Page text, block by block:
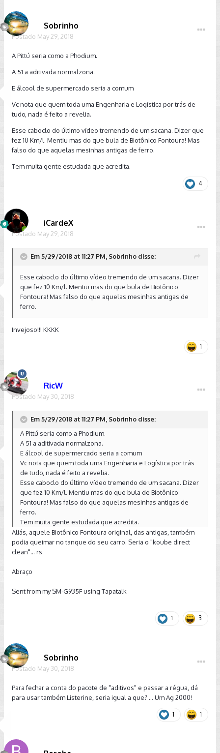
Sobrinho
Postado May 29, 2018
A Pittú seria como a Phodium.
A 51 a aditivada normalzona.
E álcool de supermercado seria a comum
Vc nota que quem toda uma Engenharia e Logística por trás de
tudo, nada é feito a revelia.
Esse caboclo do último vídeo tremendo de um sacana. Dizer que
fez 10 Km/l. Mentiu mas do que bula de Biotônico Fontoura! Mas
falso do que aquelas mesinhas antigas de ferro.
Tem muita gente estudada que acredita.
4
iCardeX
Postado May 29, 2018
Em 5/29/2018 at 11:27 PM, Sobrinho disse:
Esse caboclo do último vídeo tremendo de um sacana. Dizer
que fez 10 Km/l. Mentiu mas do que bula de Biotônico
Fontoura! Mas falso do que aquelas mesinhas antigas de
ferro.
Invejoso!!! KKKK
1
RicW
Postado May 30, 2018
Em 5/29/2018 at 11:27 PM, Sobrinho disse:
A Pittú seria como a Phodium.
A 51 a aditivada normalzona.
E álcool de supermercado seria a comum
Vc nota que quem toda uma Engenharia e Logística por trás
de tudo, nada é feito a revelia.
Esse caboclo do último vídeo tremendo de um sacana. Dizer
que fez 10 Km/l. Mentiu mas do que bula de Biotônico
Fontoura! Mas falso do que aquelas mesinhas antigas de
ferro.
Tem muita gente estudada que acredita.
Aliás, aquele Biotônico Fontoura original, das antigas, também
podia queimar no tanque do seu carro. Seria o "koube direct
clean"... rs
Abraço
Sent from my SM-G935F using Tapatalk
1 3
Sobrinho
Postado May 30, 2018
Para fechar a conta do pacote de "aditivos" e passar a régua, dá
para usar também Listerine, seria igual a que? ... Um Ag 2000!
1 1